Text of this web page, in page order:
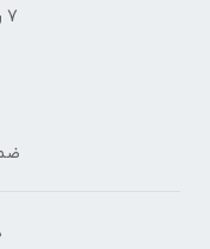
7 روز ضمانت برگشت